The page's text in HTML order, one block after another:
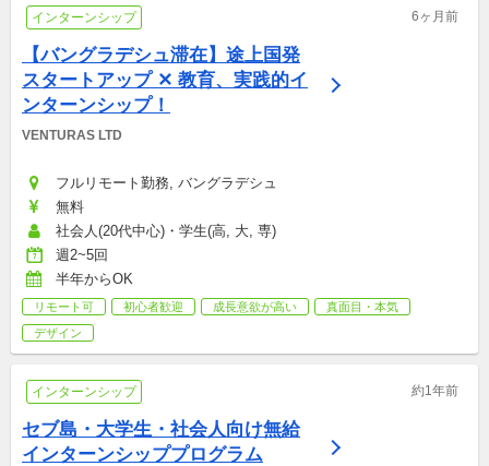
インターンシップ 6ヶ月前
【バングラデシュ滞在】途上国発
スタートアップ ✕ 教育、実践的イ
ンターンシップ！
VENTURAS LTD
フルリモート勤務, バングラデシュ
無料
社会人(20代中心)・学生(高, 大, 専)
週2~5回
半年からOK
リモート可 初心者歓迎 成長意欲が高い
真面目・本気
デザイン
インターンシップ 約1年前
セブ島・大学生・社会人向け無給
インターンシッププログラム